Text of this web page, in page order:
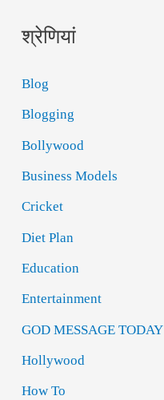
श्रेणियां
Blog
Blogging
Bollywood
Business Models
Cricket
Diet Plan
Education
Entertainment
GOD MESSAGE TODAY
Hollywood
How To